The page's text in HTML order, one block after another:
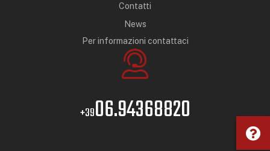
Contatti
News
Per informazioni contattaci
+3906.94368820